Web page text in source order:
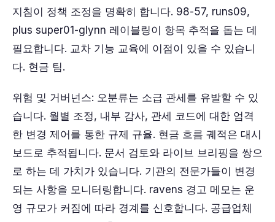
지침이 정책 조정을 명확히 합니다. 98-57, runs09,
plus super01-glynn 레이블링이 항목 추적을 돕는 데
필요합니다. 교차 기능 교육에 이점이 있을 수 있습니
다. 현금 팀.
위험 및 거버넌스: 오분류는 소급 관세를 유발할 수 있
습니다. 월별 조정, 내부 감사, 관세 코드에 대한 엄격
한 변경 제어를 통한 규제 규율. 현금 흐름 궤적은 대시
보드로 추적됩니다. 문서 검토와 라이브 브리핑을 쌍으
로 하는 데 가치가 있습니다. 기관의 전문가들이 변경
되는 사항을 모니터링합니다. ravens 경고 메모는 운
영 규모가 커짐에 따라 경계를 신호합니다. 공급업체